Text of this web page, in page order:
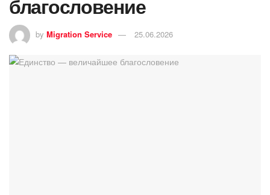
благословение
by Migration Service 25.06.2026